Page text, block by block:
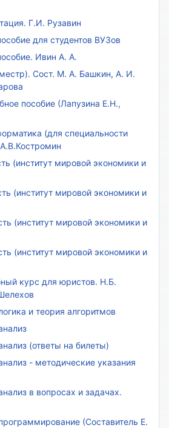
Г.И. Рузавин
для студентов ВУЗов
Ивин А. А.
Сост. М. А. Башкин, А. И.
пособие (Лапузина Е.Н.,
(для специальности
(институт мировой экономики и
(институт мировой экономики и
(институт мировой экономики и
(институт мировой экономики и
курс для юристов. Н.Б.
и теория алгоритмов
(ответы на билеты)
- методические указания
в вопросах и задачах.
(Составитель Е.